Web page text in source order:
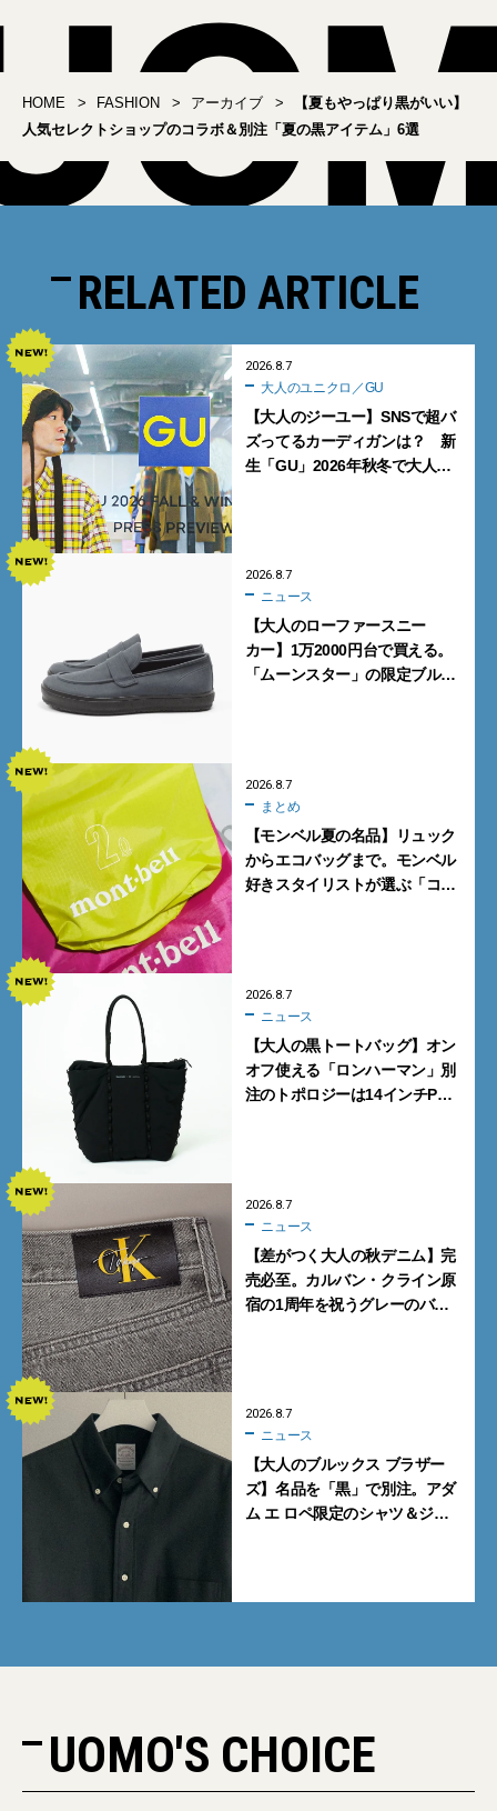
HOME FASHION アーカイブ
【夏もやっぱり黒がいい】
人気セレクトショップのコラボ＆別注「夏の黒アイテム」6選
RELATED ARTICLE
2026.8.7
大人のユニクロ／GU
【大人のジーユー】SNSで超バ
ズってるカーディガンは？ 新
生「GU」2026年秋冬で大人メ
2026.8.7
ニュース
【大人のローファースニー
カー】1万2000円台で買える。
「ムーンスター」の限定ブルー
2026.8.7
まとめ
【モンベル夏の名品】リュック
からエコバッグまで。モンベル
好きスタイリストが選ぶ「コス
2026.8.7
ニュース
【大人の黒トートバッグ】オン
オフ使える「ロンハーマン」別
注のトポロジーは14インチPC
2026.8.7
ニュース
【差がつく大人の秋デニム】完
売必至。カルバン・クライン原
宿の1周年を祝うグレーのバ
2026.8.7
ニュース
【大人のブルックス ブラザー
ズ】名品を「黒」で別注。アダ
ム エ ロペ限定のシャツ＆ジャ
UOMO'S CHOICE